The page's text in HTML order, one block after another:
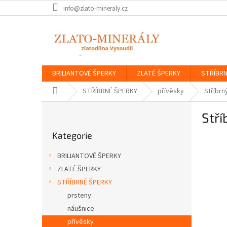
na
info@zlato-mineraly.cz
BRILIANTOVÉ ŠPERKY ZLATÉ ŠPERKY
Domů STŘÍBRNÉ ŠPERKY přívěsky
a
kategorie
Kategorie
BRILIANTOVÉ ŠPERKY
ZLATÉ ŠPERKY
STŘÍBRNÉ ŠPERKY
prsteny
náušnice
přívěsky